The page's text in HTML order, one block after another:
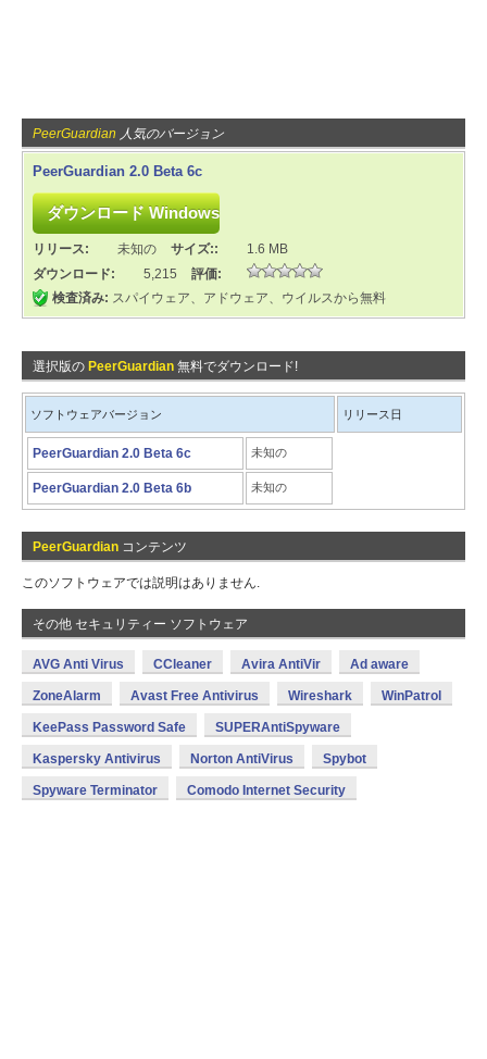
PeerGuardian 人気のバージョン
PeerGuardian 2.0 Beta 6c
リリース: 未知の サイズ::
1.6 MB
ダウンロード:
5,215
評価:
検査済み: スパイウェア、アドウェア、ウイルスから無料
選択版の PeerGuardian 無料でダウンロード!
ソフトウェアバージョン リリース日
PeerGuardian 2.0 Beta 6c 未知の
PeerGuardian 2.0 Beta 6b 未知の
PeerGuardian コンテンツ
このソフトウェアでは説明はありません.
その他 セキュリティー ソフトウェア
AVG Anti Virus CCleaner Avira AntiVir Ad aware
ZoneAlarm Avast Free Antivirus Wireshark WinPatrol
KeePass Password Safe SUPERAntiSpyware
Kaspersky Antivirus Norton AntiVirus Spybot
Spyware Terminator Comodo Internet Security